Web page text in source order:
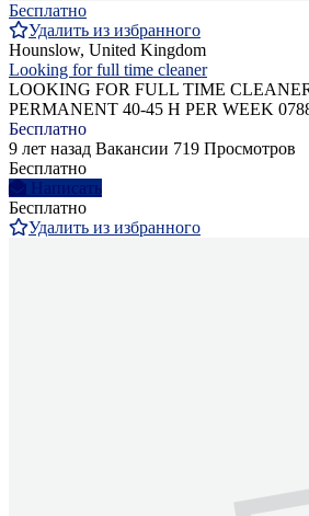
Бесплатно
Удалить из избранного
Hounslow, United Kingdom
Looking for full time cleaner
LOOKING FOR FULL TIME
PERMANENT 40-45 H PER WEEK
Бесплатно
9 лет назад Вакансии 719 Просмотров
Бесплатно
Написать
Бесплатно
Удалить из избранного